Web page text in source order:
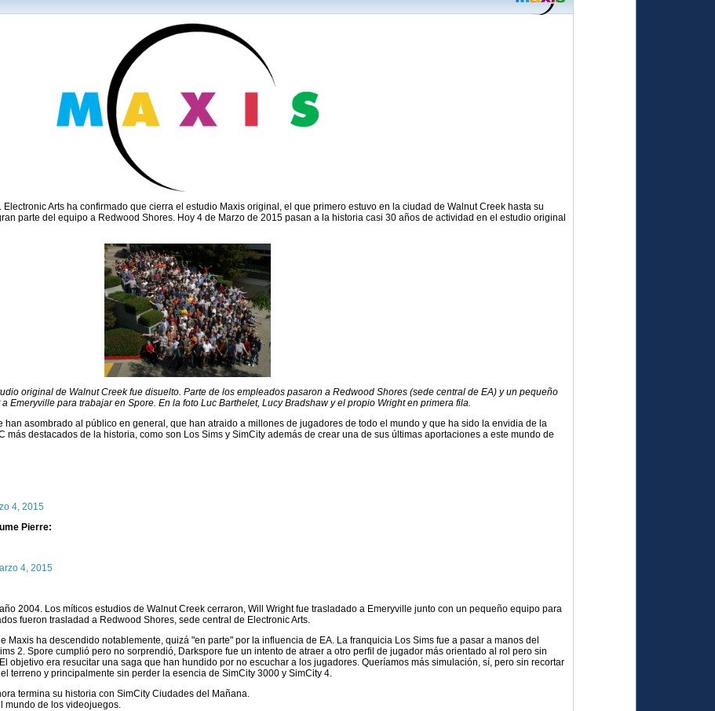
Arts ha confirmado que cierra el estudio Maxis original, el que primero estuvo en la ciudad de Walnut Creek hasta su
parte del equipo a Redwood Shores. Hoy 4 de Marzo de 2015 pasan a la historia casi 30 años de actividad en el estudio original
original de Walnut Creek fue disuelto. Parte de los empleados pasaron a Redwood Shores (sede central de EA) y un pequeño
Emeryville para trabajar en Spore. En la foto Luc Barthelet, Lucy Bradshaw y el propio Wright en primera fila.
han asombrado al público en general, que han atraido a millones de jugadores de todo el mundo y que ha sido la envidia de la
más destacados de la historia, como son Los Sims y SimCity además de crear una de sus últimas aportaciones a este mundo de
4, 2015
Pierre:
4, 2015
2004. Los míticos estudios de Walnut Creek cerraron, Will Wright fue trasladado a Emeryville junto con un pequeño equipo para
fueron trasladad a Redwood Shores, sede central de Electronic Arts.
Maxis ha descendido notablemente, quizá "en parte" por la influencia de EA. La franquicia Los Sims fue a pasar a manos del
2. Spore cumplió pero no sorprendió, Darkspore fue un intento de atraer a otro perfil de jugador más orientado al rol pero sin
objetivo era resucitar una saga que han hundido por no escuchar a los jugadores. Queríamos más simulación, sí, pero sin recortar
terreno y principalmente sin perder la esencia de SimCity 3000 y SimCity 4.
termina su historia con SimCity Ciudades del Mañana.
mundo de los videojuegos.